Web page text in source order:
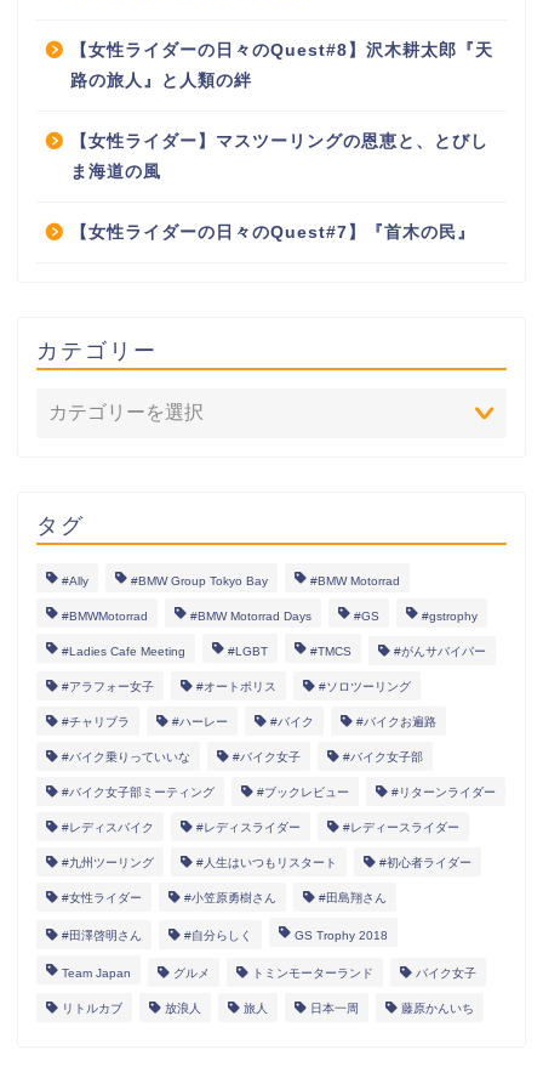
【女性ライダーの日々のQuest#8】沢木耕太郎『天
路の旅人』と人類の絆
【女性ライダー】マスツーリングの恩恵と、とびし
ま海道の風
【女性ライダーの日々のQuest#7】『首木の民』
カテゴリー
タグ
#Ally #BMW Group Tokyo Bay #BMW Motorrad
#BMWMotorrad #BMW Motorrad Days #GS #gstrophy
#Ladies Cafe Meeting #LGBT #TMCS #がんサバイバー
#アラフォー女子 #オートポリス #ソロツーリング
#チャリブラ #ハーレー #バイク #バイクお遍路
#バイク乗りっていいな #バイク女子 #バイク女子部
#バイク女子部ミーティング #ブックレビュー #リターンライダー
#レディスバイク #レディスライダー #レディースライダー
#九州ツーリング #人生はいつもリスタート #初心者ライダー
#女性ライダー #小笠原勇樹さん #田島翔さん
#田澤啓明さん #自分らしく GS Trophy 2018
Team Japan グルメ トミンモーターランド バイク女子
リトルカブ 放浪人 旅人 日本一周 藤原かんいち
女性ライダー